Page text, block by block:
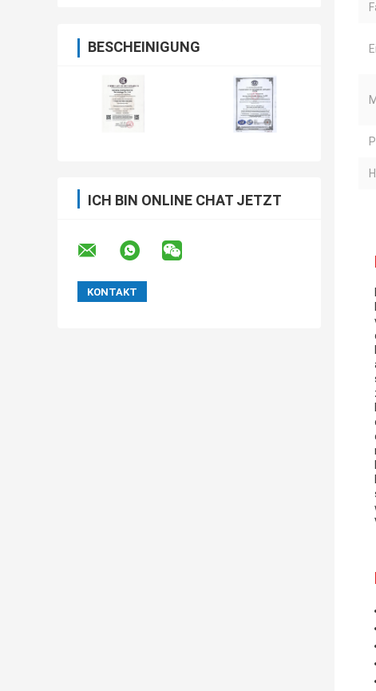
BESCHEINIGUNG
ICH BIN ONLINE CHAT JETZT